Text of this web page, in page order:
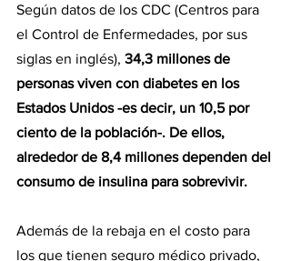
Según datos de los CDC (Centros para
el Control de Enfermedades, por sus
siglas en inglés), 34,3 millones de
personas viven con diabetes en los
Estados Unidos -es decir, un 10,5 por
ciento de la población-. De ellos,
alrededor de 8,4 millones dependen del
consumo de insulina para sobrevivir.
Además de la rebaja en el costo para
los que tienen seguro médico privado,